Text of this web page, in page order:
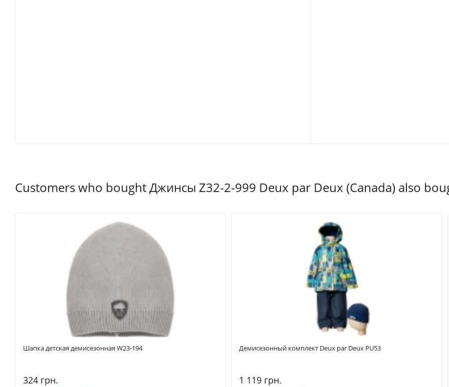
Customers who bought Джинсы Z32-2-999 Deux par Deux (Canada) also
Шапка детская демисезонная W23-194
324 грн.
Демисезонный комплект Deux par Deux PU53
1 119 грн.